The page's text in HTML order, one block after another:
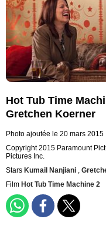
Hot Tub Time
Gretchen Koerner
Photo ajoutée le 20 mars 2015
Copyright 2015 Paramount
Pictures Inc.
Stars Kumail Nanjiani ,
Film Hot Tub Time Machine 2